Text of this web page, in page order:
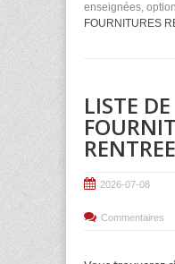
enseignées,
FOURNITURES
LISTE DE
2026-07-08
Commentaires